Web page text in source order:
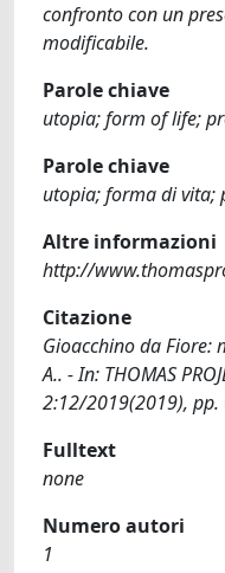
confronto con un
modificabile.
Parole chiave
utopia; form of life;
Parole chiave
utopia; forma di vita;
Altre informazioni
http://
Citazione
Gioacchino da Fiore:
A.. - In: THOMAS
2:12/2019(2019), pp.
Fulltext
none
Numero autori
1